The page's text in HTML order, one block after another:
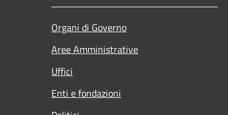
Organi di Governo
Aree Amministrative
Uffici
Enti e fondazioni